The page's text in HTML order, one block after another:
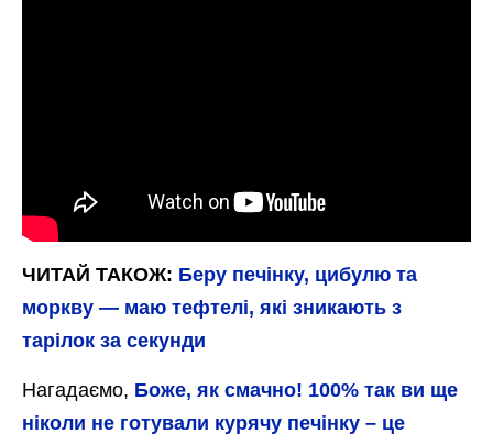
ЧИТАЙ ТАКОЖ: Беру печінку, цибулю та
моркву — маю тефтелі, які зникають з
тарілок за секунди
Нагадаємо, Боже, як смачно! 100% так ви ще
ніколи не готували курячу печінку – це